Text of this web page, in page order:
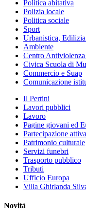
Politica abitativa
Polizia locale
Politica sociale
Sport
Urbanistica,
Ambiente
Centro
Civica Scuola di
Commercio e Suap
Comunicazione
Il Pertini
Lavori pubblici
Lavoro
Pagine giovani ed
Partecipazione attiva
Patrimonio culturale
Servizi funebri
Trasporto pubblico
Tributi
Ufficio Europa
Villa Ghirlanda
Novità